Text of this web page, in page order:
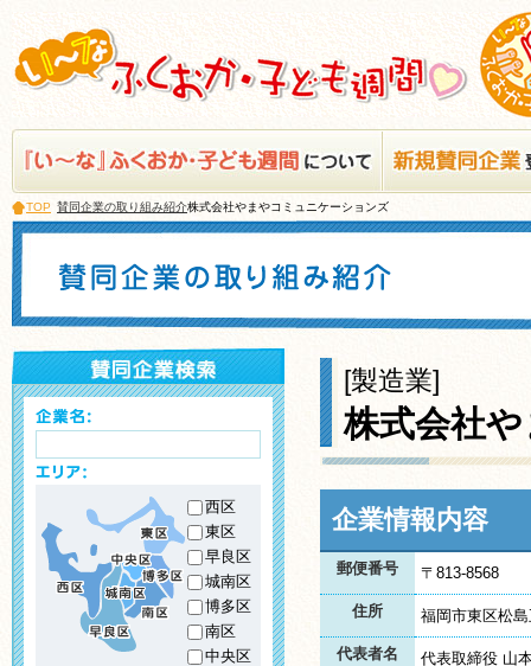
TOP 賛同企業の取り組み紹介株式会社やまやコミュニケーションズ
西区
東区
早良区
城南区
博多区
南区
中央区
[製造業]
株式会社
企業情報内容
郵便番号 〒813-8568
住所 福岡市東区松
代表者名 代表取締役 山